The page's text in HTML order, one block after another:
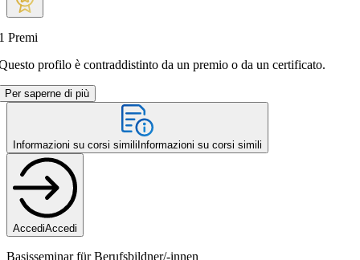
Premi
profilo è contraddistinto da un premio o da un certificato.
Per saperne di più
Informazioni su corsi simili Informazioni su corsi simili
AccediAccedi
Basisseminar für Berufsbildner/-innen